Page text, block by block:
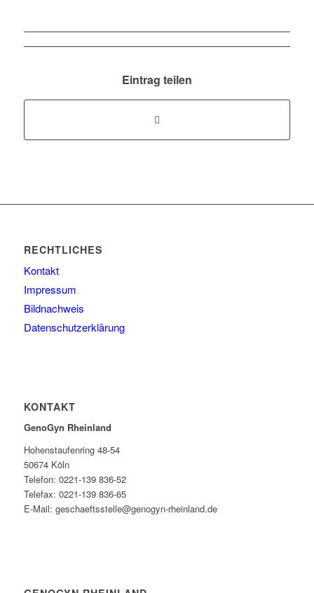
Eintrag teilen
RECHTLICHES
Kontakt
Impressum
Bildnachweis
Datenschutzerklärung
KONTAKT
GenoGyn Rheinland
Hohenstaufenring 48-54
50674 Köln
Telefon: 0221-139 836-52
Telefax: 0221-139 836-65
E-Mail: geschaeftsstelle@genogyn-rheinland.de